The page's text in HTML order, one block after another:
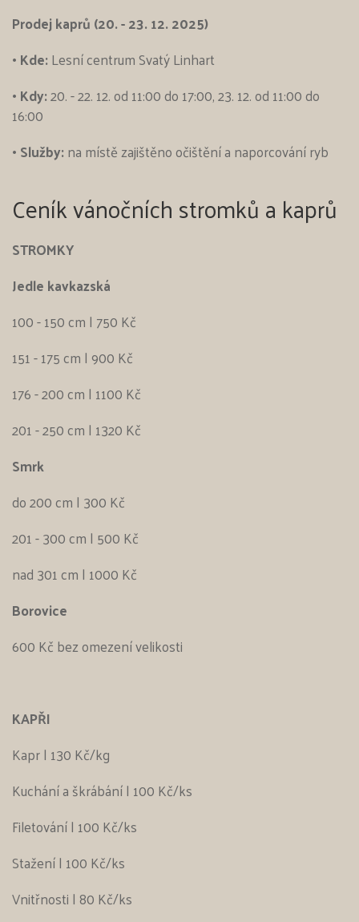
Prodej kaprů (20. - 23. 12. 2025)
• Kde:Lesní centrum Svatý Linhart
• Kdy:20. - 22. 12. od 11:00 do 17:00, 23. 12. od 11:00 do
16:00
• Služby:na místě zajištěno očištění a naporcování ryb
Ceník vánočních stromků a kaprů
STROMKY
Jedle kavkazská
100 - 150 cm | 750 Kč
151 - 175 cm | 900 Kč
176 - 200 cm | 1100 Kč
201 - 250 cm | 1320 Kč
Smrk
do 200 cm | 300 Kč
201 - 300 cm | 500 Kč
nad 301 cm | 1000 Kč
Borovice
600 Kč bez omezení velikosti
KAPŘI
Kapr | 130 Kč/kg
Kuchání a škrábání | 100 Kč/ks
Filetování | 100 Kč/ks
Stažení | 100 Kč/ks
Vnitřnosti | 80 Kč/ks